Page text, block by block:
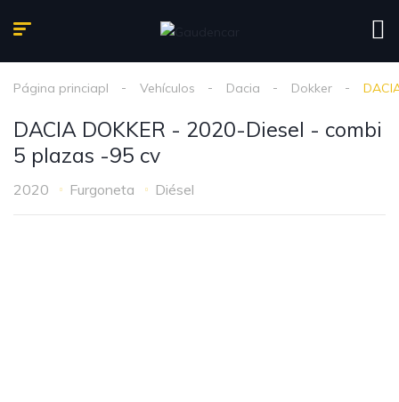
Página princiapl Vehículos Dacia Dokker
DACIA DOKKER - 2020-Diesel - combi
5 plazas -95 cv
2020 Furgoneta Diésel